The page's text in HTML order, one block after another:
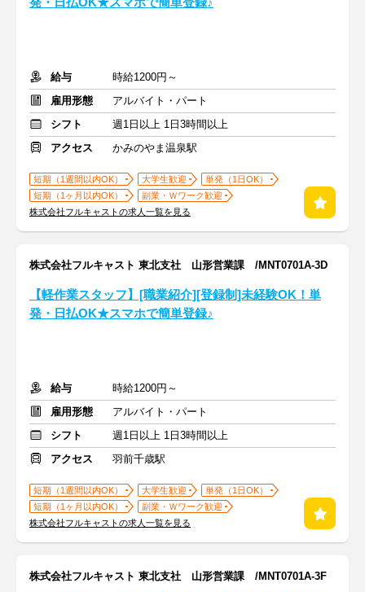
給与
時給1200円～
雇用形態
アルバイト・パート
シフト
週1日以上 1日3時間以上
アクセス
かみのやま温泉駅
短期（1週間以内OK） 大学生歓迎
単発（1日OK）
短期（1ヶ月以内OK）
副業・Ｗワーク歓迎
株式会社フルキャストの求人一覧を見る
株式会社フルキャスト 東北支社 山形営業課 /MNT0701A-3D
【軽作業スタッフ】[職業紹介][登録制]未経験OK！単
発・日払OK★スマホで簡単登録♪
給与
時給1200円～
雇用形態
アルバイト・パート
シフト
週1日以上 1日3時間以上
アクセス
羽前千歳駅
短期（1週間以内OK） 大学生歓迎
単発（1日OK）
短期（1ヶ月以内OK）
副業・Ｗワーク歓迎
株式会社フルキャストの求人一覧を見る
株式会社フルキャスト 東北支社 山形営業課 /MNT0701A-3F